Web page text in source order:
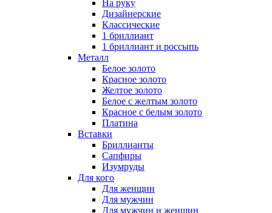
На руку
Дизайнерские
Классические
1 бриллиант
1 бриллиант и россыпь
Металл
Белое золото
Красное золото
Желтое золото
Белое с желтым золото
Красное с белым золото
Платина
Вставки
Бриллианты
Сапфиры
Изумруды
Для кого
Для женщин
Для мужчин
Для мужчин и женщин